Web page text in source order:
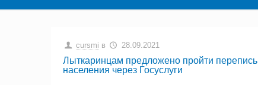
cursmi в 28.09.2021
Лыткаринцам предложено пройти перепись
населения через Госуслуги